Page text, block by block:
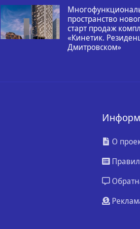
пространство
старт продаж
«Кинетик.
Дмитровском»
О